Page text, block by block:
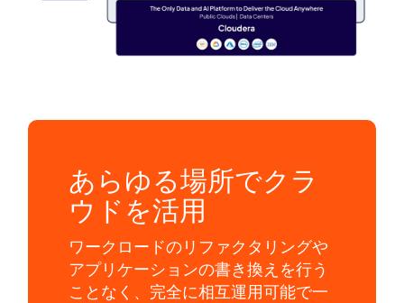
あらゆる場所でクラ
ウドを活用
ワークロードのリファクタリングや
アプリケーションの書き換えを行う
ことなく、完全に相互運用可能で一